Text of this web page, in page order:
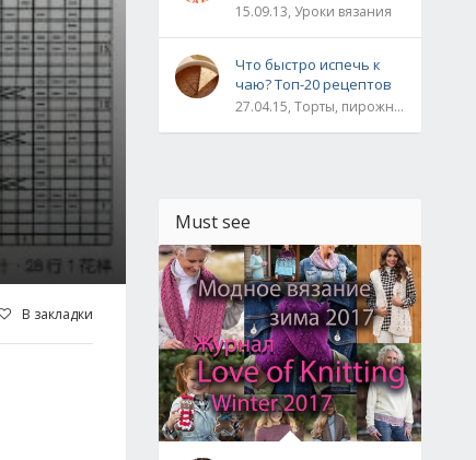
В закладки
15.09.13, Уроки вязания
Что быстро испечь к
чаю? Топ-20 рецептов
27.04.15, Торты, пирожные, рулеты / Булки, пироги / Печенье, кексы, маффины / На скорую руку
Must see